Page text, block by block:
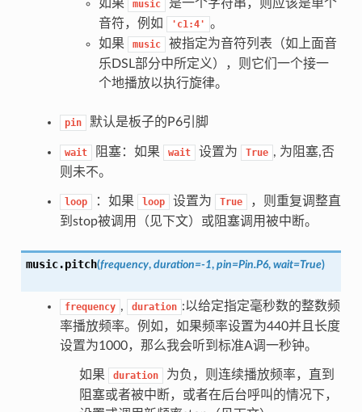
如果
music
是一个字符串，则应该是单个
音符，例如
'c1:4' 。
如果
music
被指定为音符列表（如上面音
乐DSL部分中所定义），则它们一个接一
个地播放以执行旋律。
pin 默认是板子的P6引脚
wait 阻塞：如果 wait 设置为 True , 为阻塞,否
则未不。
loop ：如果 loop 设置为 True
，则重复调整直
到stop被调用（见下文）或阻塞调用被中断。
music.pitch(frequency, duration=-1, pin=Pin.P6, wait=True)
frequency , duration :以给定指定毫秒数的整数频
率播放频率。例如，如果频率设置为440并且长度
设置为1000，那么我会听到标准A调一秒钟。
如果 duration
为负，则连续播放频率，直到
阻塞或者被中断，或者在后台呼叫的情况下，